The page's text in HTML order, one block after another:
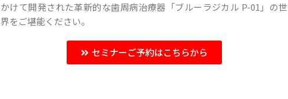
かけて開発された革新的な歯周病治療器「ブルーラジカル P-01」の世
界をご堪能ください。
セミナーご予約はこちらから